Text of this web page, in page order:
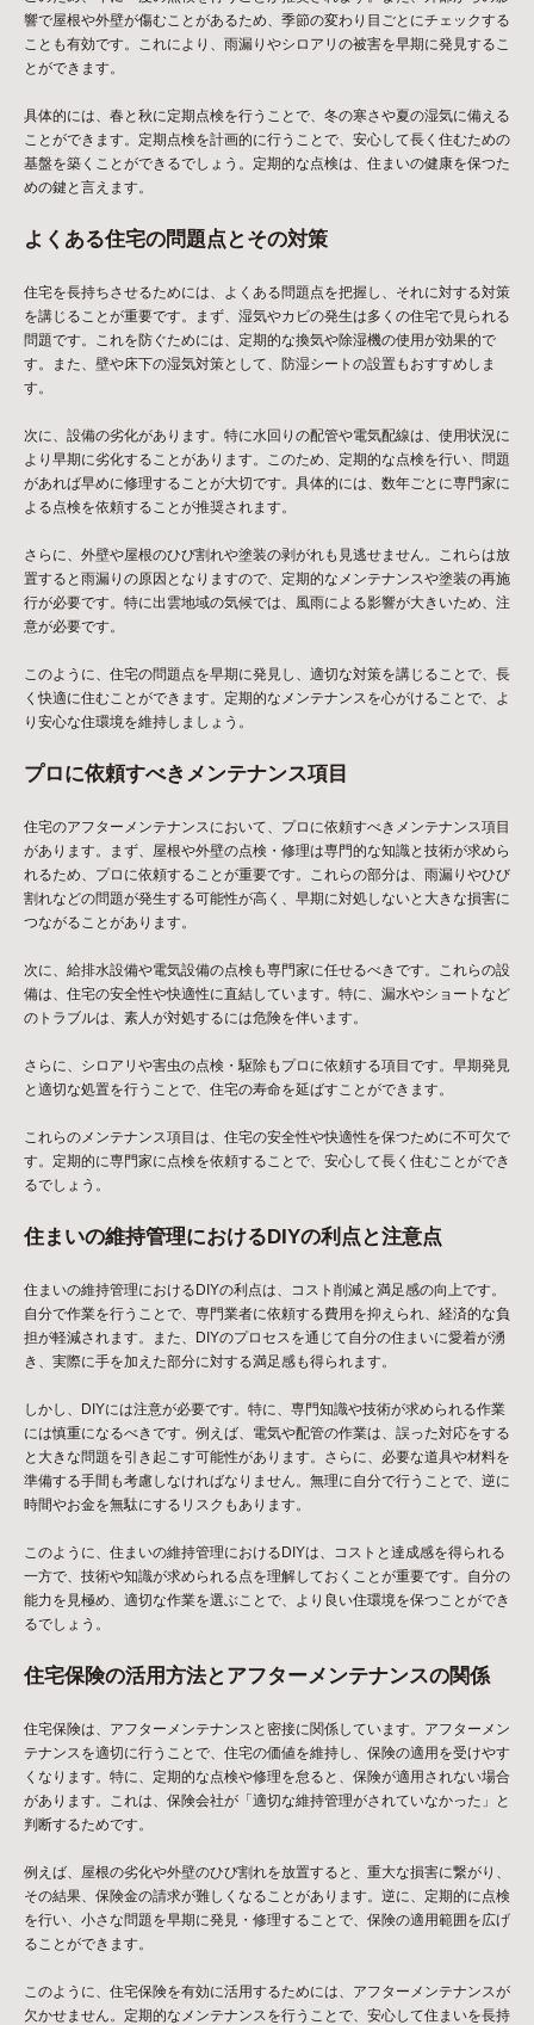
響で屋根や外壁が傷むことがあるため、季節の変わり目ごとにチェックする
ことも有効です。これにより、雨漏りやシロアリの被害を早期に発見するこ
とができます。
具体的には、春と秋に定期点検を行うことで、冬の寒さや夏の湿気に備える
ことができます。定期点検を計画的に行うことで、安心して長く住むための
基盤を築くことができるでしょう。定期的な点検は、住まいの健康を保つた
めの鍵と言えます。
よくある住宅の問題点とその対策
住宅を長持ちさせるためには、よくある問題点を把握し、それに対する対策
を講じることが重要です。まず、湿気やカビの発生は多くの住宅で見られる
問題です。これを防ぐためには、定期的な換気や除湿機の使用が効果的で
す。また、壁や床下の湿気対策として、防湿シートの設置もおすすめしま
す。
次に、設備の劣化があります。特に水回りの配管や電気配線は、使用状況に
より早期に劣化することがあります。このため、定期的な点検を行い、問題
があれば早めに修理することが大切です。具体的には、数年ごとに専門家に
よる点検を依頼することが推奨されます。
さらに、外壁や屋根のひび割れや塗装の剥がれも見逃せません。これらは放
置すると雨漏りの原因となりますので、定期的なメンテナンスや塗装の再施
行が必要です。特に出雲地域の気候では、風雨による影響が大きいため、注
意が必要です。
このように、住宅の問題点を早期に発見し、適切な対策を講じることで、長
く快適に住むことができます。定期的なメンテナンスを心がけることで、よ
り安心な住環境を維持しましょう。
プロに依頼すべきメンテナンス項目
住宅のアフターメンテナンスにおいて、プロに依頼すべきメンテナンス項目
があります。まず、屋根や外壁の点検・修理は専門的な知識と技術が求めら
れるため、プロに依頼することが重要です。これらの部分は、雨漏りやひび
割れなどの問題が発生する可能性が高く、早期に対処しないと大きな損害に
つながることがあります。
次に、給排水設備や電気設備の点検も専門家に任せるべきです。これらの設
備は、住宅の安全性や快適性に直結しています。特に、漏水やショートなど
のトラブルは、素人が対処するには危険を伴います。
さらに、シロアリや害虫の点検・駆除もプロに依頼する項目です。早期発見
と適切な処置を行うことで、住宅の寿命を延ばすことができます。
これらのメンテナンス項目は、住宅の安全性や快適性を保つために不可欠で
す。定期的に専門家に点検を依頼することで、安心して長く住むことができ
るでしょう。
住まいの維持管理におけるDIYの利点と注意点
住まいの維持管理におけるDIYの利点は、コスト削減と満足感の向上です。
自分で作業を行うことで、専門業者に依頼する費用を抑えられ、経済的な負
担が軽減されます。また、DIYのプロセスを通じて自分の住まいに愛着が湧
き、実際に手を加えた部分に対する満足感も得られます。
しかし、DIYには注意が必要です。特に、専門知識や技術が求められる作業
には慎重になるべきです。例えば、電気や配管の作業は、誤った対応をする
と大きな問題を引き起こす可能性があります。さらに、必要な道具や材料を
準備する手間も考慮しなければなりません。無理に自分で行うことで、逆に
時間やお金を無駄にするリスクもあります。
このように、住まいの維持管理におけるDIYは、コストと達成感を得られる
一方で、技術や知識が求められる点を理解しておくことが重要です。自分の
能力を見極め、適切な作業を選ぶことで、より良い住環境を保つことができ
るでしょう。
住宅保険の活用方法とアフターメンテナンスの関係
住宅保険は、アフターメンテナンスと密接に関係しています。アフターメン
テナンスを適切に行うことで、住宅の価値を維持し、保険の適用を受けやす
くなります。特に、定期的な点検や修理を怠ると、保険が適用されない場合
があります。これは、保険会社が「適切な維持管理がされていなかった」と
判断するためです。
例えば、屋根の劣化や外壁のひび割れを放置すると、重大な損害に繋がり、
その結果、保険金の請求が難しくなることがあります。逆に、定期的に点検
を行い、小さな問題を早期に発見・修理することで、保険の適用範囲を広げ
ることができます。
このように、住宅保険を有効に活用するためには、アフターメンテナンスが
欠かせません。定期的なメンテナンスを行うことで、安心して住まいを長持